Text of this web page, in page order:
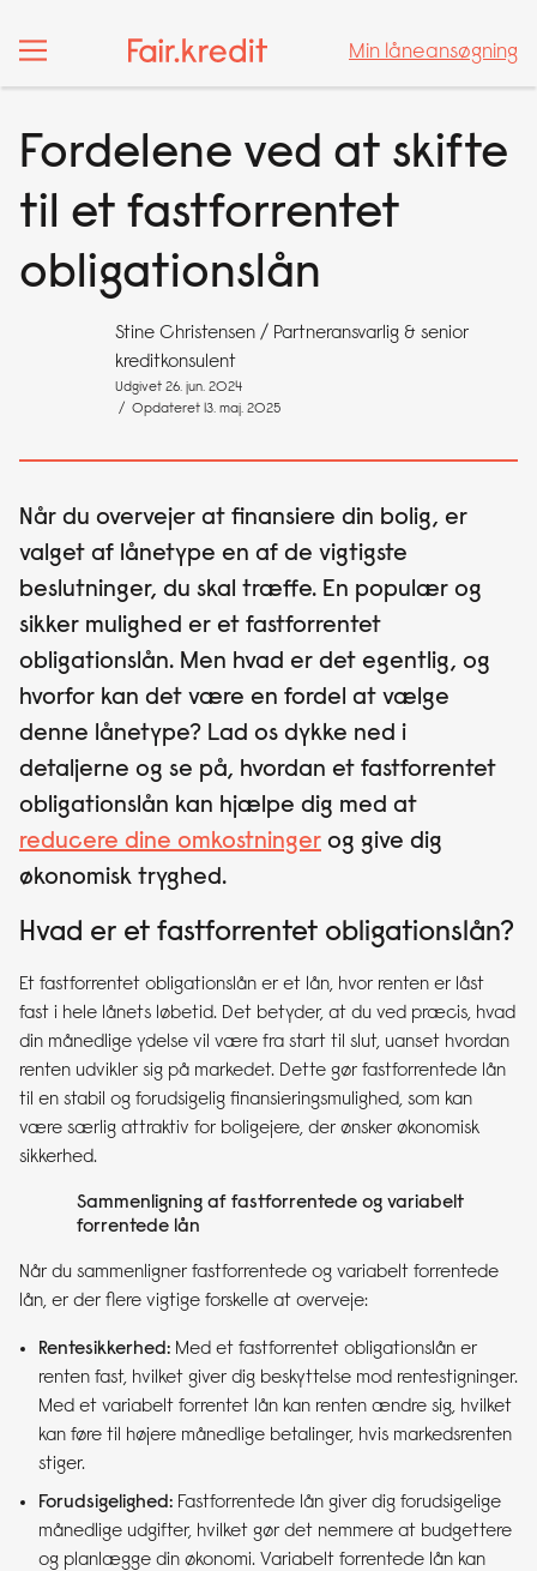
Min låneansøgning
Min låneansøgning
Fordelene ved at skifte
til et fastforrentet
obligationslån
Stine Christensen / Partneransvarlig & senior
kreditkonsulent
Udgivet 26. jun. 2024
/ Opdateret 13. maj. 2025
Når du overvejer at finansiere din bolig, er
valget af lånetype en af de vigtigste
beslutninger, du skal træffe. En populær og
sikker mulighed er et fastforrentet
obligationslån. Men hvad er det egentlig, og
hvorfor kan det være en fordel at vælge
denne lånetype? Lad os dykke ned i
detaljerne og se på, hvordan et fastforrentet
obligationslån kan hjælpe dig med at
reducere dine omkostninger og give dig
økonomisk tryghed.
Hvad er et fastforrentet obligationslån?
Et fastforrentet obligationslån er et lån, hvor renten er låst
fast i hele lånets løbetid. Det betyder, at du ved præcis, hvad
din månedlige ydelse vil være fra start til slut, uanset hvordan
renten udvikler sig på markedet. Dette gør fastforrentede lån
til en stabil og forudsigelig finansieringsmulighed, som kan
være særlig attraktiv for boligejere, der ønsker økonomisk
sikkerhed.
Sammenligning af fastforrentede og variabelt
forrentede lån
Når du sammenligner fastforrentede og variabelt forrentede
lån, er der flere vigtige forskelle at overveje:
Rentesikkerhed: Med et fastforrentet obligationslån er
renten fast, hvilket giver dig beskyttelse mod rentestigninger.
Med et variabelt forrentet lån kan renten ændre sig, hvilket
kan føre til højere månedlige betalinger, hvis markedsrenten
stiger.
Forudsigelighed: Fastforrentede lån giver dig forudsigelige
månedlige udgifter, hvilket gør det nemmere at budgettere
og planlægge din økonomi. Variabelt forrentede lån kan